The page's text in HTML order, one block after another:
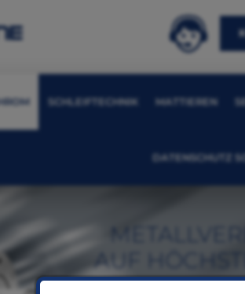
SCHLEIFTECHNIK MATTIEREN
DATENSCHUTZ
AUF